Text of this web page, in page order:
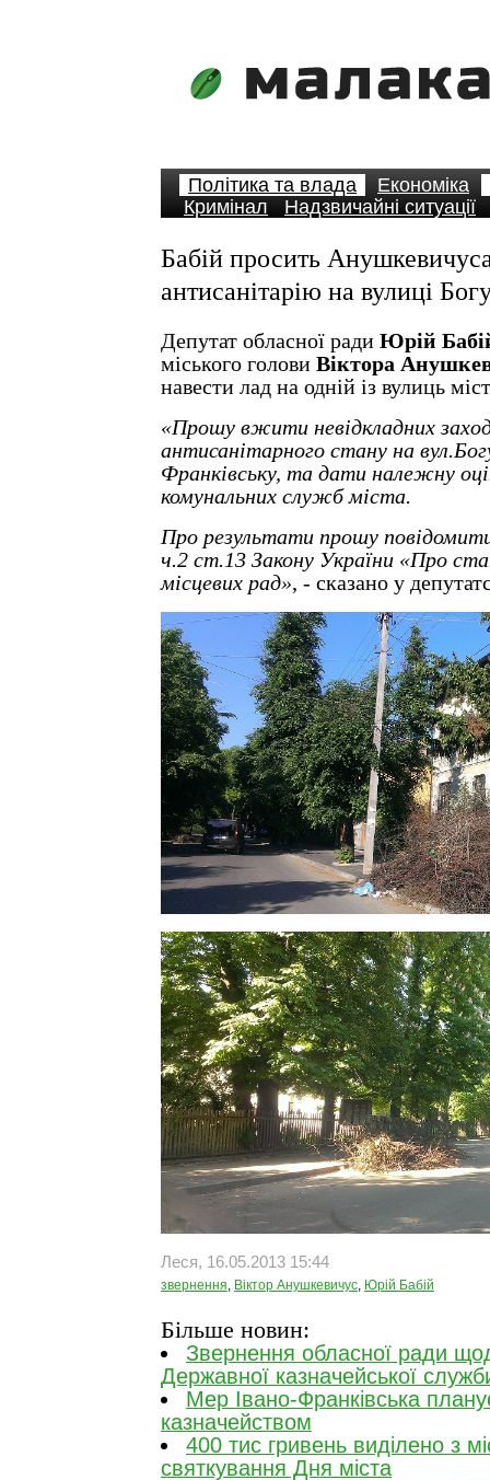
Політика та влада
Економіка
Кримінал
Надзвичайні ситуації
Бабій просить
антисанітарію на вулиці
Депутат обласної ради Юрій
міського голови Віктора
навести лад на одній із вулиць
«Прошу вжити невідкладних
антисанітарного стану на
Франківську, та дати належну
комунальних служб міста.
Про результати прошу
ч.2 ст.13 Закону України «Про
місцевих рад», - сказано у
Леся, 16.05.2013 15:44
звернення, Віктор Анушкевичус, Юрій Бабій
Більше новин:
Звернення обласної ради
Державної казначейської
Мер Івано-Франківська
казначейством
400 тис гривень виділено з
святкування Дня міста